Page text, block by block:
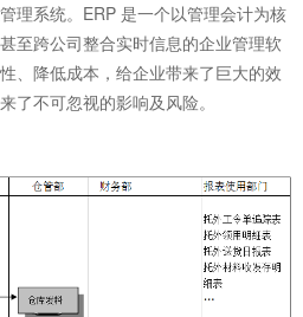
理系统。ERP 是一个以管理会计为核
至跨公司整合实时信息的企业管理软
、降低成本，给企业带来了巨大的效
了不可忽视的影响及风险。